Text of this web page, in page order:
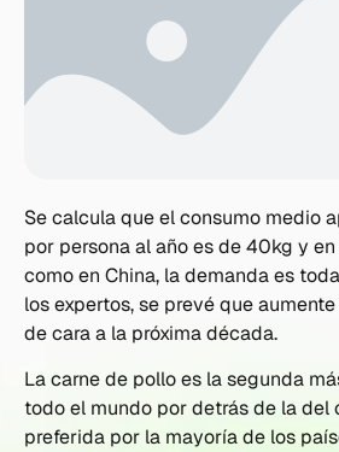
Se calcula que el consumo medio
por persona al año es de 40kg y
como en China, la demanda es
los expertos, se prevé que
de cara a la próxima década.
La carne de pollo es la segunda
todo el mundo por detrás de la del
preferida por la mayoría de los